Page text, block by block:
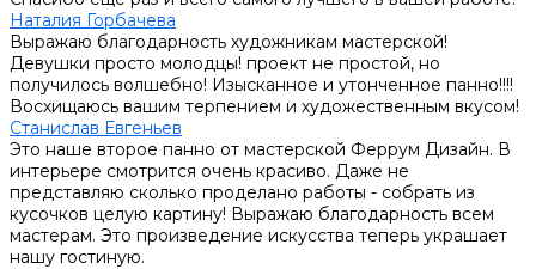
Наталия Горбачева
Выражаю благодарность художникам мастерской!
Девушки просто молодцы! проект не простой, но
получилось волшебно! Изысканное и утонченное панно!!!!
Восхищаюсь вашим терпением и художественным вкусом!
Станислав Евгеньев
Это наше второе панно от мастерской Феррум Дизайн. В
интерьере смотрится очень красиво. Даже не
представляю сколько проделано работы - собрать из
кусочков целую картину! Выражаю благодарность всем
мастерам. Это произведение искусства теперь украшает
нашу гостиную.